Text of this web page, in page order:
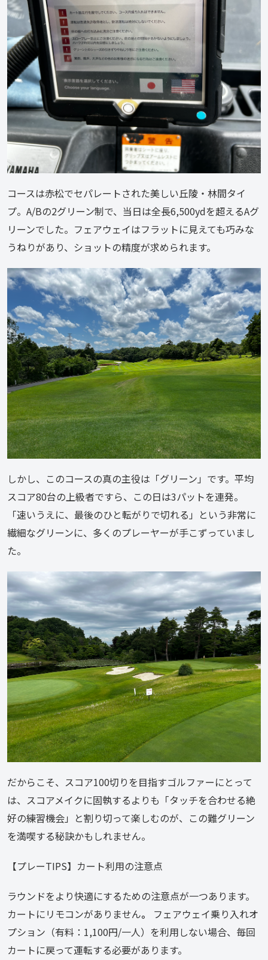
コースは赤松でセパレートされた美しい丘陵・林間タイ
プ。A/Bの2グリーン制で、当日は全長6,500ydを超えるAグ
リーンでした。フェアウェイはフラットに見えても巧みな
うねりがあり、ショットの精度が求められます。
しかし、このコースの真の主役は「グリーン」です。平均
スコア80台の上級者ですら、この日は3パットを連発。
「速いうえに、最後のひと転がりで切れる」という非常に
繊細なグリーンに、多くのプレーヤーが手こずっていまし
た。
だからこそ、スコア100切りを目指すゴルファーにとって
は、スコアメイクに固執するよりも「タッチを合わせる絶
好の練習機会」と割り切って楽しむのが、この難グリーン
を満喫する秘訣かもしれません。
【プレーTIPS】カート利用の注意点
ラウンドをより快適にするための注意点が一つあります。
カートにリモコンがありません。
フェアウェイ乗り入れオ
プション（有料：1,100円/一人）を利用しない場合、毎回
カートに戻って運転する必要があります。